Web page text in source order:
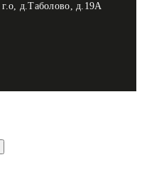
д.Таболово, д.19А